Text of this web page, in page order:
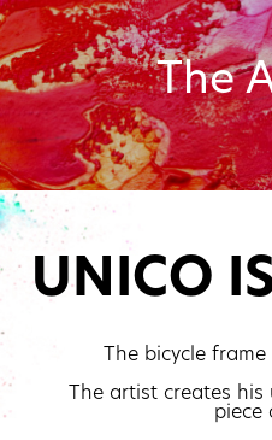
The
UNICO
The bicycle
The artist creates
piece